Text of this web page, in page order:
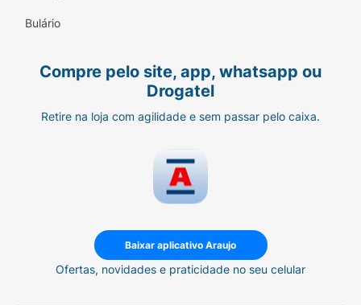
Bulário
Compre pelo site, app, whatsapp ou
Drogatel
Retire na loja com agilidade e sem passar pelo caixa.
Baixar aplicativo Araujo
Ofertas, novidades e praticidade no seu celular